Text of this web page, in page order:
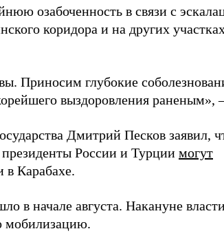
озабоченность в связи с
коридора и на других
Приносим глубокие
выздоровления
Дмитрий Песков заявил,
России и Турции могут
в Карабахе.
в начале августа. Накануне
мобилизацию.